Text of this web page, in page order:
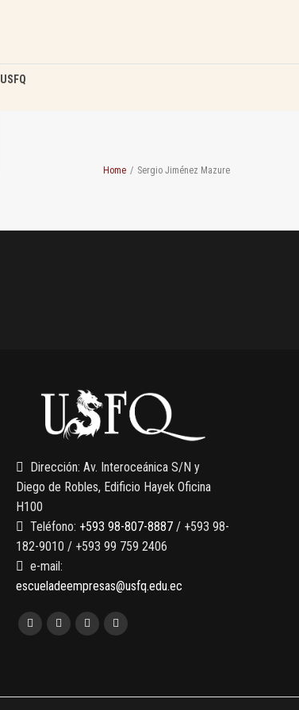
USFQ
Home / Sergio Jiménez Mazure
Dirección: Av. Interoceánica S/N y
Diego de Robles, Edificio Hayek Oficina
H100
Teléfono: +593 98-807-8887 / +593 98-
182-9010 / +593 99 759 2406
e-mail:
escueladeempresas@usfq.edu.ec